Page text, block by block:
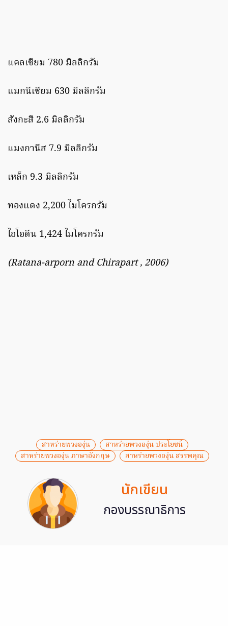
แคลเซียม 780 มิลลิกรัม
แมกนีเซียม 630 มิลลิกรัม
สังกะสี 2.6 มิลลิกรัม
แมงกานีส 7.9 มิลลิกรัม
เหล็ก 9.3 มิลลิกรัม
ทองแดง 2,200 ไมโครกรัม
ไอโอดีน 1,424 ไมโครกรัม
(Ratana-arporn and Chirapart , 2006)
สาหร่ายพวงองุ่น
สาหร่ายพวงองุ่น ประโยชน์
สาหร่ายพวงองุ่น ภาษาอังกฤษ
สาหร่ายพวงองุ่น สรรพคุณ
นักเขียน
กองบรรณาธิการ